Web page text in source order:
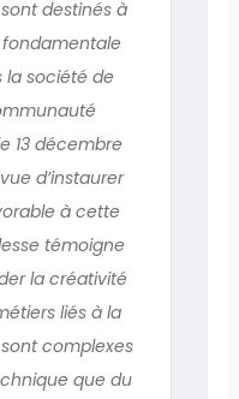
destinés à
société de
13 décembre
d’instaurer
à cette
témoigne
la créativité
liés à la
complexes
que du